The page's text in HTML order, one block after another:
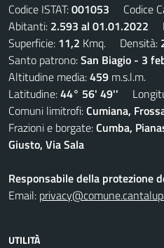
Codice ISTAT:001053 Codice
Abitanti: 2.593 al 01.01.2022
Superficie: 11,2 Kmq. Densità:
Santo patrono:San Biagio - 3
Altitudine media:459 m.s.l.m.
Latitudine:44° 56' 49''
Comuni limitrofi:Cumiana,
Frazioni e borgate:Cumba,
Giusto, Via Sala
Responsabile della protezione
Email:
UTILITÀ